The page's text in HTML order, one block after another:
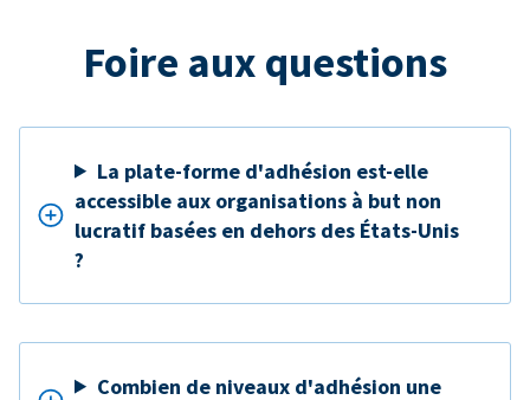
Foire aux questions
La plate-forme d'adhésion est-elle
accessible aux organisations à but non
lucratif basées en dehors des États-Unis
?
Combien de niveaux d'adhésion une